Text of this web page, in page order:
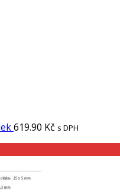
619.90 Kč s DPH